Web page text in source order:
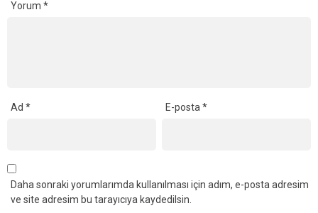
Yorum *
Ad * E-posta*
Daha sonraki yorumlarımda kullanılması için adım, e-posta adresim
ve site adresim bu tarayıcıya kaydedilsin.